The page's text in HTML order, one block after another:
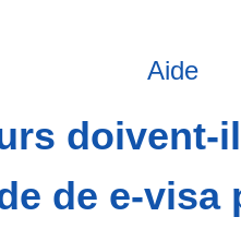
Asie
Afrique
Océanie
Aide
doivent-
de e-visa